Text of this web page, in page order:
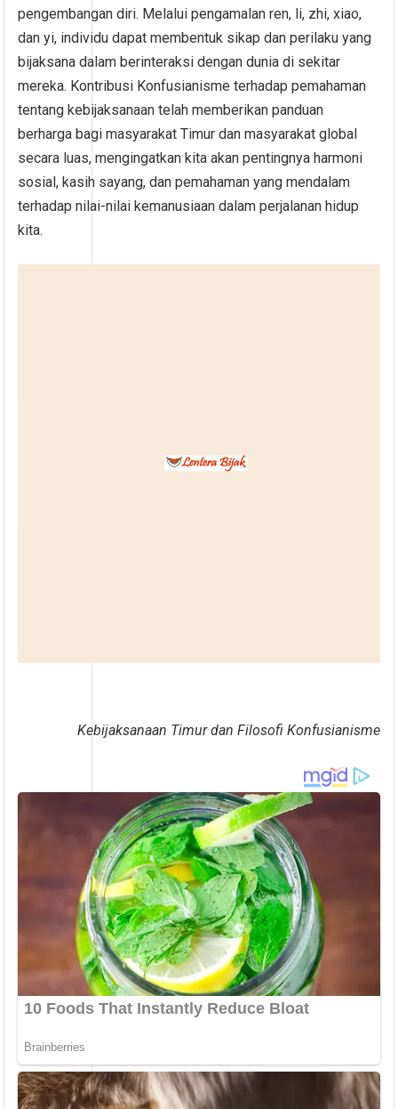
pengembangan diri. Melalui pengamalan ren, li, zhi, xiao,
dan yi, individu dapat membentuk sikap dan perilaku yang
bijaksana dalam berinteraksi dengan dunia di sekitar
mereka. Kontribusi Konfusianisme terhadap pemahaman
tentang kebijaksanaan telah memberikan panduan
berharga bagi masyarakat Timur dan masyarakat global
secara luas, mengingatkan kita akan pentingnya harmoni
sosial, kasih sayang, dan pemahaman yang mendalam
terhadap nilai-nilai kemanusiaan dalam perjalanan hidup
kita.
Kebijaksanaan Timur dan Filosofi Konfusianisme